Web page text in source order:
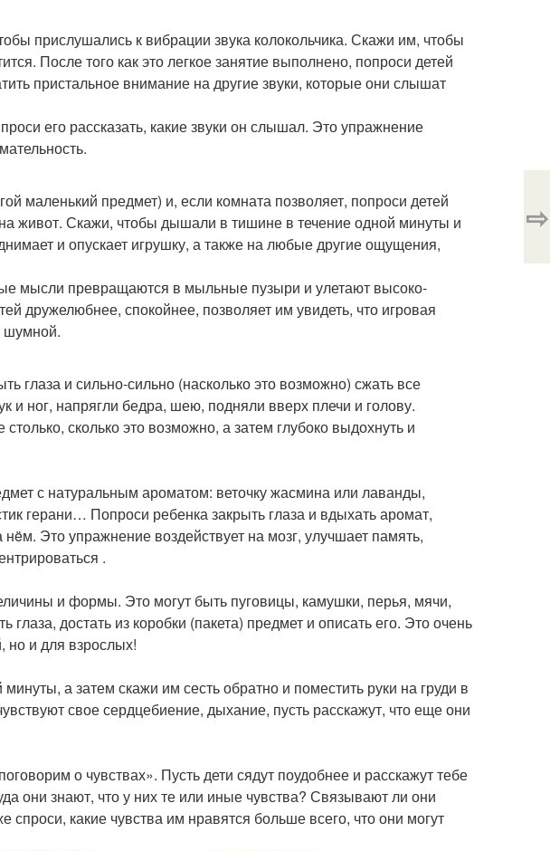
прислушались к вибрации звука колокольчика. Скажи им, чтобы
После того как это легкое занятие выполнено, попроси детей
пристальное внимание на другие звуки, которые они слышат
его рассказать, какие звуки он слышал. Это упражнение
маленький предмет) и, если комната позволяет, попроси детей
живот. Скажи, чтобы дышали в тишине в течение одной минуты и
и опускает игрушку, а также на любые другие ощущения,
мысли превращаются в мыльные пузыри и улетают высоко-
дружелюбнее, спокойнее, позволяет им увидеть, что игровая
шумной.
глаза и сильно-сильно (насколько это возможно) сжать все
ног, напрягли бедра, шею, подняли вверх плечи и голову.
сколько это возможно, а затем глубоко выдохнуть и
с натуральным ароматом: веточку жасмина или лаванды,
герани… Попроси ребенка закрыть глаза и вдыхать аромат,
Это упражнение воздействует на мозг, улучшает память,
.
и формы. Это могут быть пуговицы, камушки, перья, мячи,
достать из коробки (пакета) предмет и описать его. Это очень
но и для взрослых!
а затем скажи им сесть обратно и поместить руки на груди в
свое сердцебиение, дыхание, пусть расскажут, что еще они
о чувствах». Пусть дети сядут поудобнее и расскажут тебе
они знают, что у них те или иные чувства? Связывают ли они
какие чувства им нравятся больше всего, что они могут
⇨